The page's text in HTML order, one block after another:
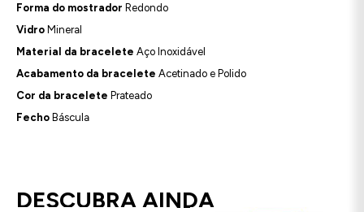
Forma do mostrador Redondo
Vidro Mineral
Material da bracelete Aço Inoxidável
Acabamento da bracelete Acetinado e Polido
Cor da bracelete Prateado
Fecho Báscula
DESCUBRA AINDA